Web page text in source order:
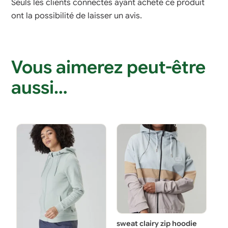
Seuls les clients connectés ayant acheté ce produit
ont la possibilité de laisser un avis.
Vous aimerez peut-être
aussi…
sweat clairy zip hoodie